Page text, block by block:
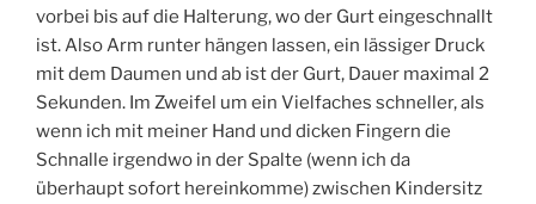
vorbei bis auf die Halterung, wo der Gurt eingeschnallt
ist. Also Arm runter hängen lassen, ein lässiger Druck
mit dem Daumen und ab ist der Gurt, Dauer maximal 2
Sekunden. Im Zweifel um ein Vielfaches schneller, als
wenn ich mit meiner Hand und dicken Fingern die
Schnalle irgendwo in der Spalte (wenn ich da
überhaupt sofort hereinkomme) zwischen Kindersitz